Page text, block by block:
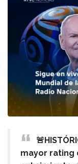
mayor rating